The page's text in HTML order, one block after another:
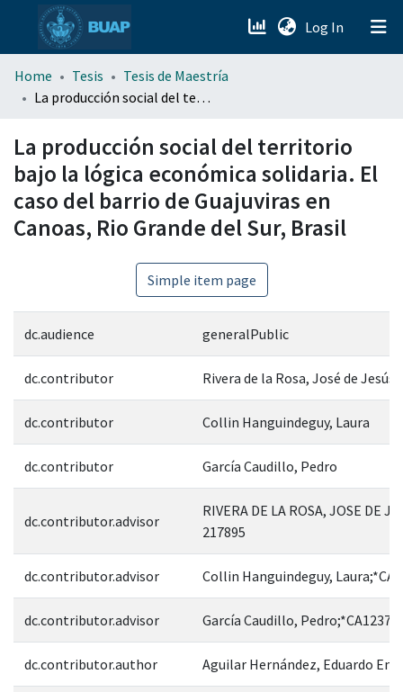
Log In (current)
menu.section.about_menu
Home Tesis
Tesis de Maestría
La producción social del territorio bajo la lógica económica solidaria. El caso del barrio de Guajuviras en Canoas, Rio Grande del Sur, Brasil
La producción social del territorio
bajo la lógica económica solidaria. El
caso del barrio de Guajuviras en
Canoas, Rio Grande del Sur, Brasil
Simple item page
dc.audience generalPublic
dc.contributor Rivera de la Rosa, José de Jesús
dc.contributor Collin Hanguindeguy, Laura
dc.contributor García Caudillo, Pedro
dc.contributor.advisor
RIVERA DE LA ROSA, JOSE DE
217895
dc.contributor.advisor Collin Hanguindeguy,
dc.contributor.advisor García Caudillo,
dc.contributor.author Aguilar Hernández, Eduardo